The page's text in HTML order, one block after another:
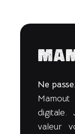
Ne
valeur